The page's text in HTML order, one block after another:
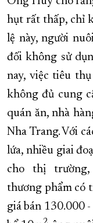
hụt rất thấp, chỉ
lệ này, người
đối không sử
nay, việc tiêu
không đủ cung
quán ăn, nhà
Nha Trang. Với
lứa, nhiều giai
cho thị trường,
thương phẩm có
giá bán 130.000